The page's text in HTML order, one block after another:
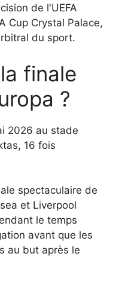
de l'UEFA
Cup Crystal Palace,
du sport.
finale
?
2026 au stade
16 fois
spectaculaire de
et Liverpool
le temps
avant que les
au but après le